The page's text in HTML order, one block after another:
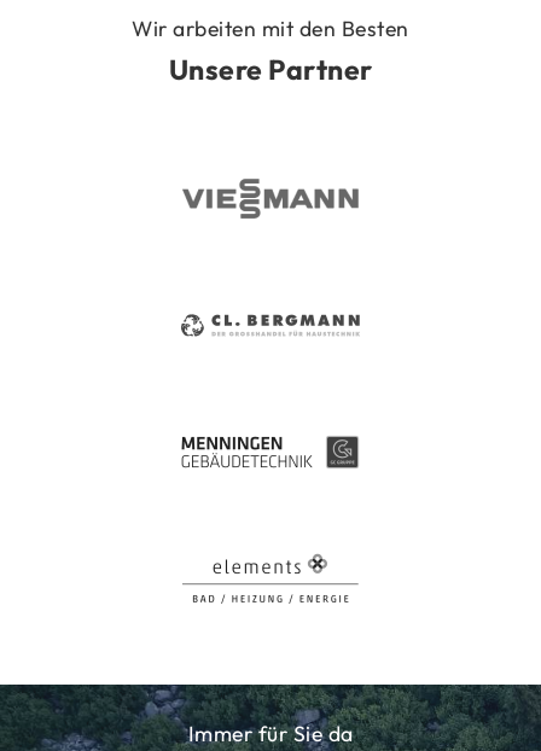
Wir ar­bei­ten mit den Bes­ten
Un­se­re Part­ner
Immer für Sie da